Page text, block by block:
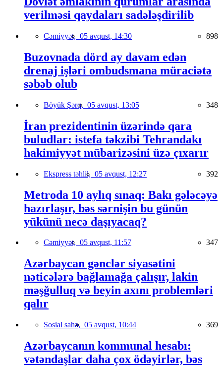
verilməsi qaydaları sadələşdirilib
Cəmiyyət, 05 avqust, 14:30 898
Buzovnada dörd ay davam edən
drenaj işləri ombudsmana müraciətə
səbəb olub
Böyük Şərq, 05 avqust, 13:05 348
İran prezidentinin üzərində qara
buludlar: istefa təkzibi Tehrandakı
hakimiyyət mübarizəsini üzə çıxarır
Ekspress təhlil, 05 avqust, 12:27 392
Metroda 10 aylıq sınaq: Bakı gələcəyə
hazırlaşır, bəs sərnişin bu günün
yükünü necə daşıyacaq?
Cəmiyyət, 05 avqust, 11:57 347
Azərbaycan gənclər siyasətini
nəticələrə bağlamağa çalışır, lakin
məşğulluq və beyin axını problemləri
qalır
Sosial sahə, 05 avqust, 10:44 369
Azərbaycanın kommunal hesabı:
vətəndaşlar daha çox ödəyirlər, bəs